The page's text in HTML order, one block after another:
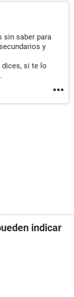
sin saber para
y
dices, si te lo
indicar